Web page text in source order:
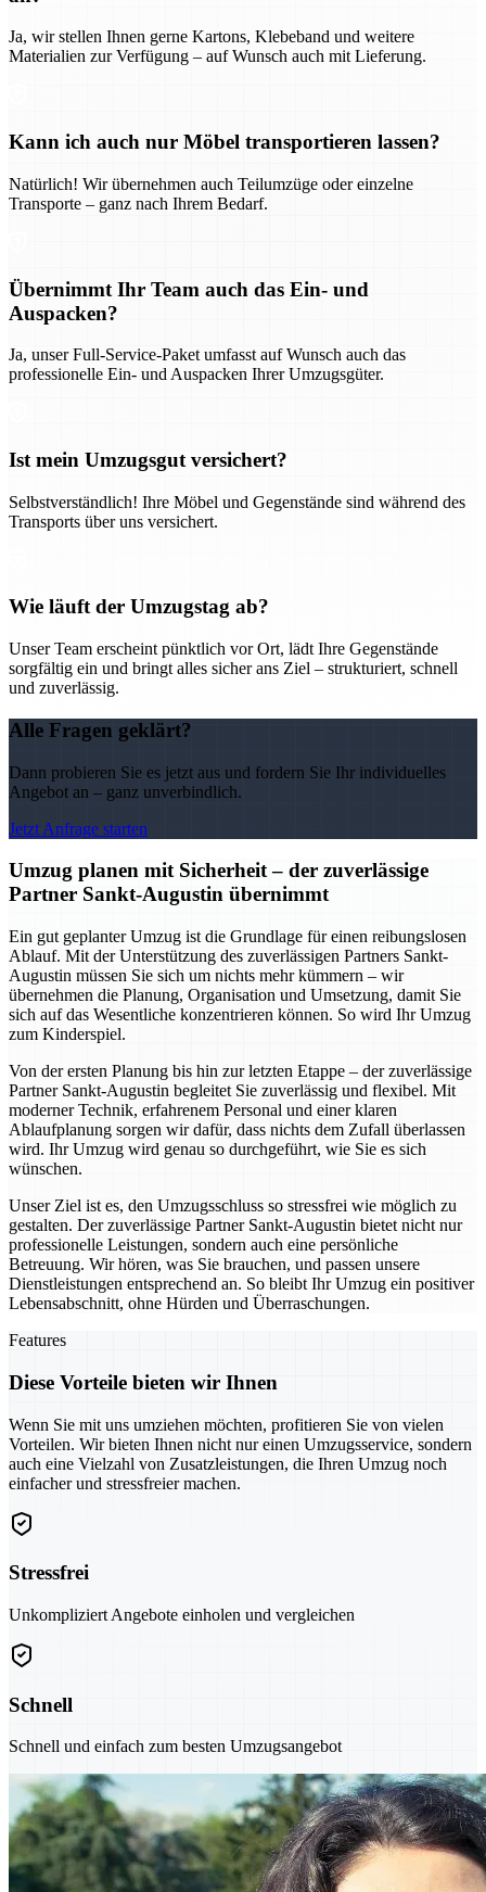
Ja, wir stellen Ihnen gerne Kartons, Klebeband und weitere
Materialien zur Verfügung – auf Wunsch auch mit Lieferung.
Kann ich auch nur Möbel transportieren lassen?
Natürlich! Wir übernehmen auch Teilumzüge oder einzelne
Transporte – ganz nach Ihrem Bedarf.
Übernimmt Ihr Team auch das Ein- und
Auspacken?
Ja, unser Full-Service-Paket umfasst auf Wunsch auch das
professionelle Ein- und Auspacken Ihrer Umzugsgüter.
Ist mein Umzugsgut versichert?
Selbstverständlich! Ihre Möbel und Gegenstände sind während des
Transports über uns versichert.
Wie läuft der Umzugstag ab?
Unser Team erscheint pünktlich vor Ort, lädt Ihre Gegenstände
sorgfältig ein und bringt alles sicher ans Ziel – strukturiert, schnell
und zuverlässig.
Alle Fragen geklärt?
Dann probieren Sie es jetzt aus und fordern Sie Ihr individuelles
Angebot an – ganz unverbindlich.
Jetzt Anfrage starten
Umzug planen mit Sicherheit – der zuverlässige
Partner Sankt-Augustin übernimmt
Ein gut geplanter Umzug ist die Grundlage für einen reibungslosen
Ablauf. Mit der Unterstützung des zuverlässigen Partners Sankt-
Augustin müssen Sie sich um nichts mehr kümmern – wir
übernehmen die Planung, Organisation und Umsetzung, damit Sie
sich auf das Wesentliche konzentrieren können. So wird Ihr Umzug
zum Kinderspiel.
Von der ersten Planung bis hin zur letzten Etappe – der zuverlässige
Partner Sankt-Augustin begleitet Sie zuverlässig und flexibel. Mit
moderner Technik, erfahrenem Personal und einer klaren
Ablaufplanung sorgen wir dafür, dass nichts dem Zufall überlassen
wird. Ihr Umzug wird genau so durchgeführt, wie Sie es sich
wünschen.
Unser Ziel ist es, den Umzugsschluss so stressfrei wie möglich zu
gestalten. Der zuverlässige Partner Sankt-Augustin bietet nicht nur
professionelle Leistungen, sondern auch eine persönliche
Betreuung. Wir hören, was Sie brauchen, und passen unsere
Dienstleistungen entsprechend an. So bleibt Ihr Umzug ein positiver
Lebensabschnitt, ohne Hürden und Überraschungen.
Features
Diese Vorteile bieten wir Ihnen
Wenn Sie mit uns umziehen möchten, profitieren Sie von vielen
Vorteilen. Wir bieten Ihnen nicht nur einen Umzugsservice, sondern
auch eine Vielzahl von Zusatzleistungen, die Ihren Umzug noch
einfacher und stressfreier machen.
Stressfrei
Unkompliziert Angebote einholen und vergleichen
Schnell
Schnell und einfach zum besten Umzugsangebot